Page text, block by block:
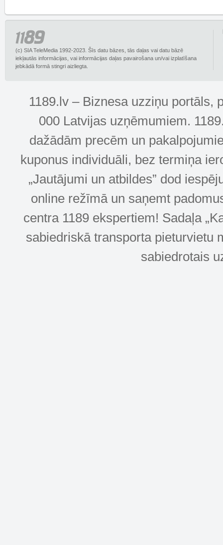
(c) SIA TeleMedia 1992-2023. Šīs datu bāzes, tās daļas vai datu bāzē
iekļautās informācijas, vai informācijas daļas pavairošana un/vai izplatīšana
jebkādā formā stingri aizliegta.
1189.lv – Biznesa uzziņu portāls,
000 Latvijas uzņēmumiem.
dažādām precēm un
kuponus individuāli, bez termiņa
„Jautājumi un atbildes” dod
online režīmā un saņemt
centra 1189 ekspertiem! Sadaļa
sabiedriskā transporta pieturvietu
sabiedrotais